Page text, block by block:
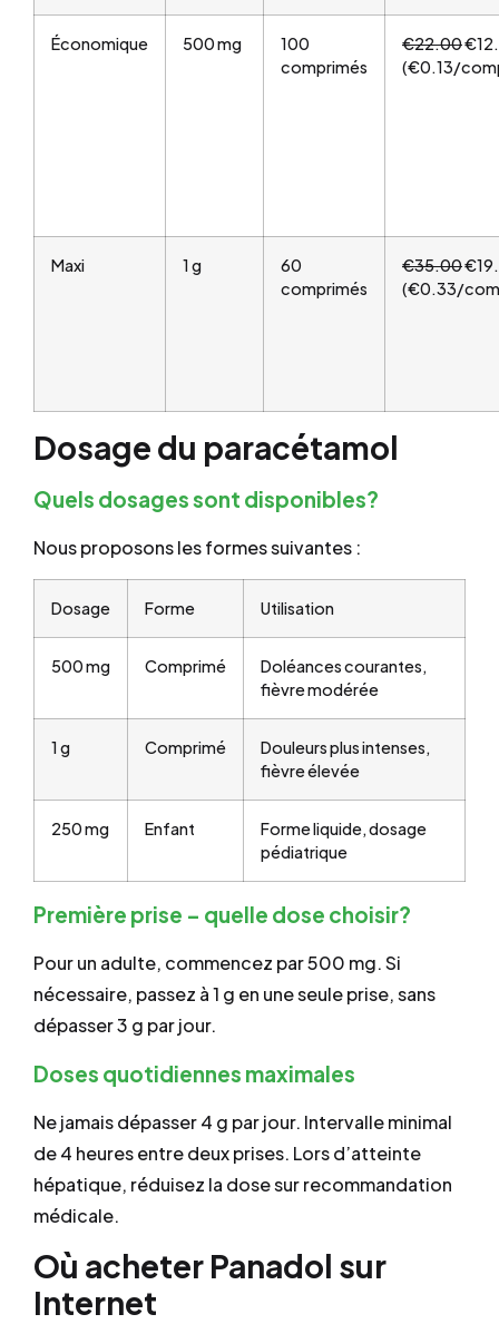
Économique 500 mg
100
comprimés
€22.00
(€0.13/
Maxi 1 g
60
comprimés
€35.00
(€0.33/
Dosage du paracétamol
Quels dosages sont disponibles?
Nous proposons les formes suivantes :
Dosage Forme Utilisation
500 mg Comprimé
Doléances courantes,
fièvre modérée
1 g Comprimé
Douleurs plus intenses,
fièvre élevée
250 mg Enfant
Forme liquide, dosage
pédiatrique
Première prise – quelle dose choisir?
Pour un adulte, commencez par 500 mg. Si
nécessaire, passez à 1 g en une seule prise, sans
dépasser 3 g par jour.
Doses quotidiennes maximales
Ne jamais dépasser 4 g par jour. Intervalle minimal
de 4 heures entre deux prises. Lors d’atteinte
hépatique, réduisez la dose sur recommandation
médicale.
Où acheter Panadol sur
Internet